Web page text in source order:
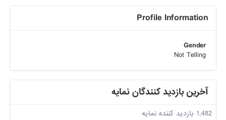
Profile Information
Gender
Not Telling
آخرین بازدید کنندگان نمایه
1,482 بازدید کننده نمایه